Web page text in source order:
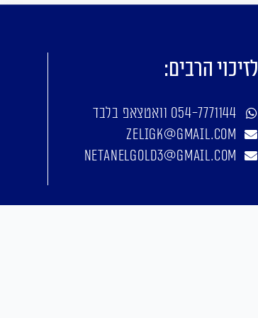
לזיכוי הרבים:
054-7771144 וואטצאפ בלבד
zeligk@gmail.com
netanelgold3@gmail.com